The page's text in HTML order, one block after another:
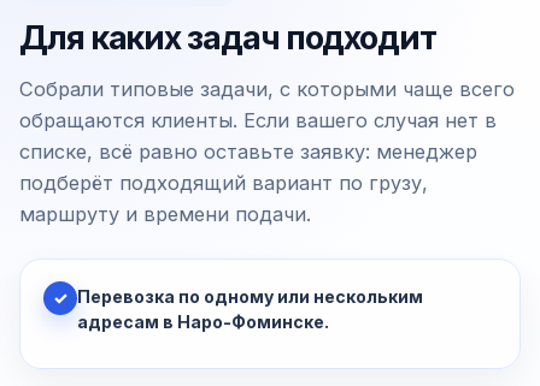
Для каких задач подходит
Собрали типовые задачи, с которыми чаще всего
обращаются клиенты. Если вашего случая нет в
списке, всё равно оставьте заявку: менеджер
подберёт подходящий вариант по грузу,
маршруту и времени подачи.
✓ Перевозка по одному или нескольким
адресам в Наро-Фоминске.